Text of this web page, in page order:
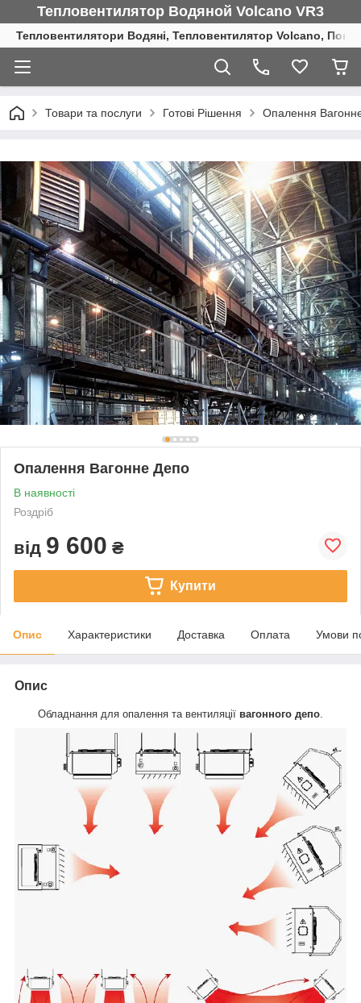
Тепловентилятор Водяной Volcano VR3
Тепловентилятори Водяні, Тепловентилятор Volcano,
Товари та послуги Готові Рішення Опалення
Опалення Вагонне Депо
В наявності
Роздріб
від 9 600 ₴
Купити
Опис Характеристики Доставка Оплата Умови
Опис
Обладнання для опалення та вентиляції вагонного депо